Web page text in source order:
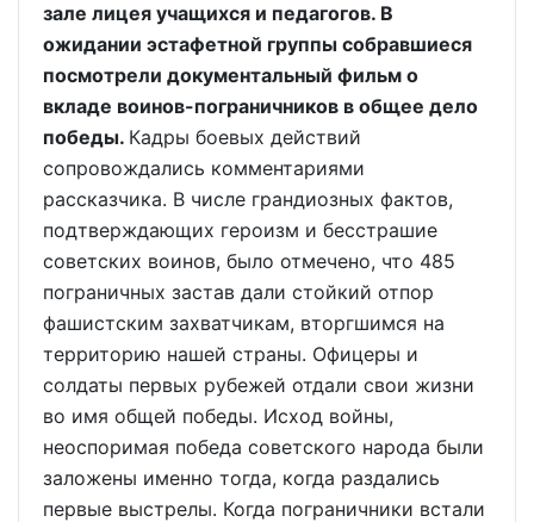
зале лицея учащихся и педагогов. В
ожидании эстафетной группы собравшиеся
посмотрели документальный фильм о
вкладе воинов-пограничников в общее дело
победы. Кадры боевых действий
сопровождались комментариями
рассказчика. В числе грандиозных фактов,
подтверждающих героизм и бесстрашие
советских воинов, было отмечено, что 485
пограничных застав дали стойкий отпор
фашистским захватчикам, вторгшимся на
территорию нашей страны. Офицеры и
солдаты первых рубежей отдали свои жизни
во имя общей победы. Исход войны,
неоспоримая победа советского народа были
заложены именно тогда, когда раздались
первые выстрелы. Когда пограничники встали